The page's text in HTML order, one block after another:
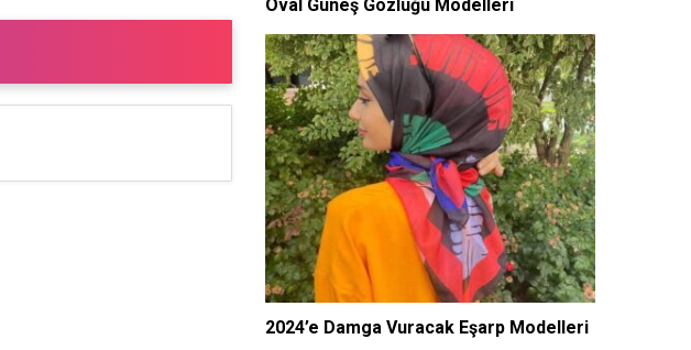
Oval Güneş Gözlüğü Modelleri
2024’e Damga Vuracak Eşarp Modelleri